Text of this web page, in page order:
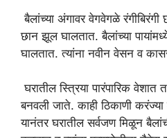
बैलांच्या अंगावर वेगवेगळे रंगीबिरंगी
छान झूल घालतात. बैलांच्या
घालतात. त्यांना नवीन वेसन व
घरातील स्त्रिया पारंपारिक वेशात
बनवली जाते. काही ठिकाणी
यानंतर घरातील सर्वजण मिळून